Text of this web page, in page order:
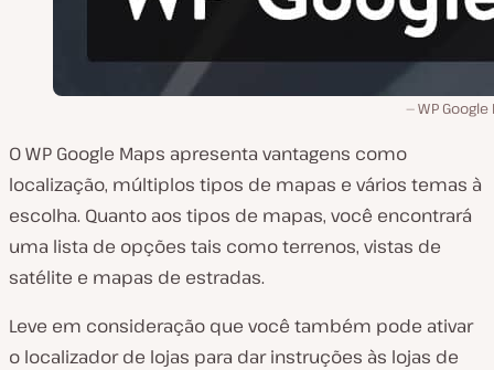
WP
O WP Google Maps apresenta vantagens como
localização, múltiplos tipos de mapas e vários temas à
escolha. Quanto aos tipos de mapas, você encontrará
uma lista de opções tais como terrenos, vistas de
satélite e mapas de estradas.
Leve em consideração que você também pode ativar
o localizador de lojas para dar instruções às lojas de